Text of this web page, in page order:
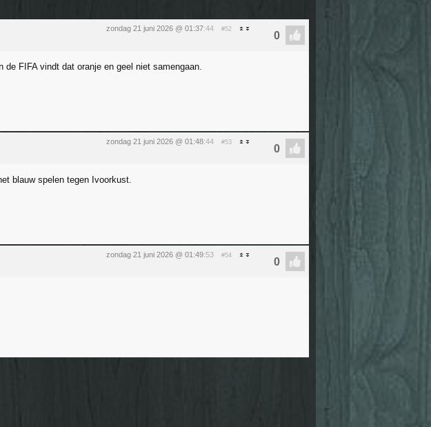
zondag 21 juni 2026 @ 01:37:44 #52
FIFA vindt dat oranje en geel niet samengaan.
zondag 21 juni 2026 @ 01:48:44 #53
blauw spelen tegen Ivoorkust.
zondag 21 juni 2026 @ 01:49:53 #54